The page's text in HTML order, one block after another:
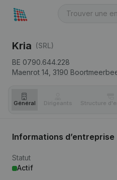
Kria (SRL)
BE 0790.644.228
Maenrot 14, 3190
Général Dirigeants Structure
Informations d’entreprise
Statut
Actif